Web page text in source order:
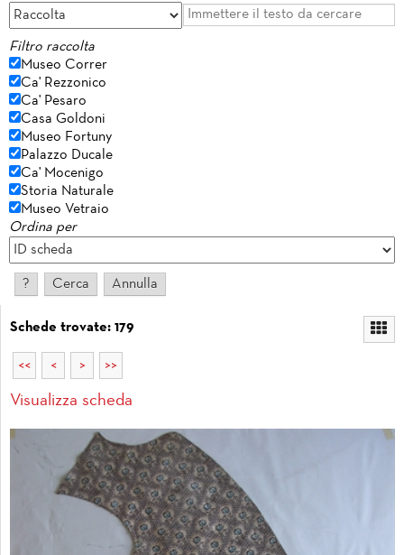
Filtro raccolta
Museo Correr
Ca' Rezzonico
Ca' Pesaro
Casa Goldoni
Museo Fortuny
Palazzo Ducale
Ca' Mocenigo
Storia Naturale
Museo Vetraio
Ordina per
Schede trovate: 179
<< < > >>
Visualizza scheda